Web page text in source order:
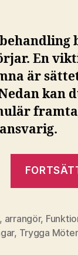
En
är
kan
, arrangör,
, Trygga